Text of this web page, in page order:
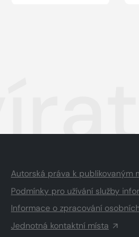
Autorská práva k publikovaným
Podmínky pro užívání služby
Informace o zpracování
Jednotná kontaktní místa